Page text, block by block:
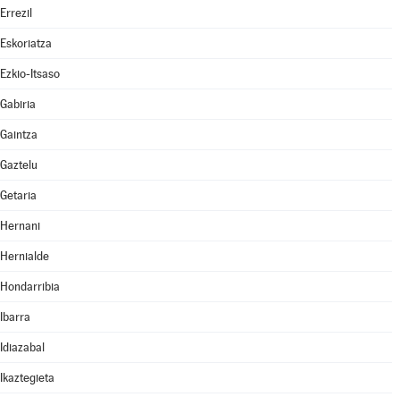
Errezil
Eskoriatza
Ezkio-Itsaso
Gabiria
Gaintza
Gaztelu
Getaria
Hernani
Hernialde
Hondarribia
Ibarra
Idiazabal
Ikaztegieta